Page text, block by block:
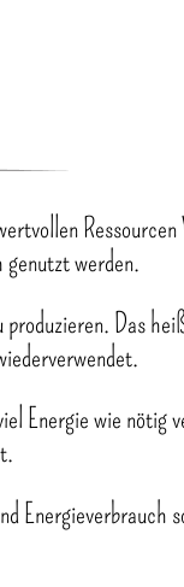
werden.
Das
Energie wie nötig
Energieverbrauch